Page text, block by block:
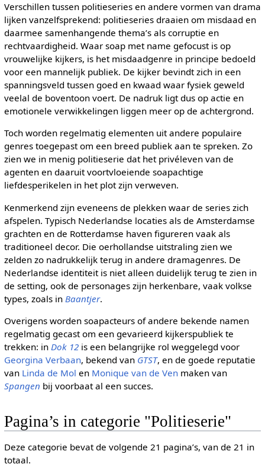
Verschillen tussen politieseries en andere vormen van drama
lijken vanzelfsprekend: politieseries draaien om misdaad en
daarmee samenhangende thema’s als corruptie en
rechtvaardigheid. Waar soap met name gefocust is op
vrouwelijke kijkers, is het misdaadgenre in principe bedoeld
voor een mannelijk publiek. De kijker bevindt zich in een
spanningsveld tussen goed en kwaad waar fysiek geweld
veelal de boventoon voert. De nadruk ligt dus op actie en
emotionele verwikkelingen liggen meer op de achtergrond.
Toch worden regelmatig elementen uit andere populaire
genres toegepast om een breed publiek aan te spreken. Zo
zien we in menig politieserie dat het privéleven van de
agenten en daaruit voortvloeiende soapachtige
liefdesperikelen in het plot zijn verweven.
Kenmerkend zijn eveneens de plekken waar de series zich
afspelen. Typisch Nederlandse locaties als de Amsterdamse
grachten en de Rotterdamse haven figureren vaak als
traditioneel decor. Die oerhollandse uitstraling zien we
zelden zo nadrukkelijk terug in andere dramagenres. De
Nederlandse identiteit is niet alleen duidelijk terug te zien in
de setting, ook de personages zijn herkenbare, vaak volkse
types, zoals in Baantjer.
Overigens worden soapacteurs of andere bekende namen
regelmatig gecast om een gevarieerd kijkerspubliek te
trekken: in Dok 12is een belangrijke rol weggelegd voor
Georgina Verbaan, bekend van GTST, en de goede reputatie
van Linda de Mol en Monique van de Venmaken van
Spangen bij voorbaat al een succes.
Pagina’s in categorie "Politieserie"
Deze categorie bevat de volgende 21 pagina’s, van de 21 in
totaal.